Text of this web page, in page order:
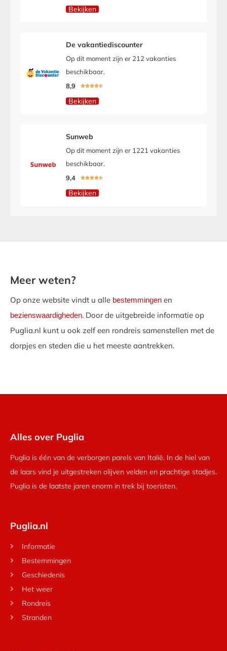
Bekijken
De vakantiediscounter
Op dit moment zijn er 212 vakanties
beschikbaar.
8,9

Bekijken
Sunweb
Op dit moment zijn er 1221 vakanties
beschikbaar.
9,4

Bekijken
Meer weten?
Op onze website vindt u alle bestemmingen en
bezienswaardigheden. Door de uitgebreide informatie op
Puglia.nl kunt u ook zelf een rondreis samenstellen met de
dorpjes en steden die u het meeste aantrekken.
Alles over Puglia
Puglia is één van de verborgen parels van Italië. In de hiel van
de laars vind je uitgestreken olijven velden en prachtige stadjes.
Puglia is de laatste jaren enorm in trek bij toeristen.
Puglia.nl
Informatie
Bestemmingen
Geschiedenis
Het weer
Rondreis
Stranden